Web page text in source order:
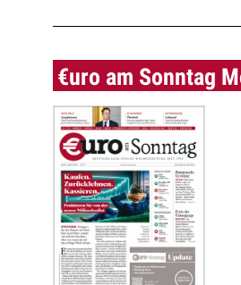
Umsatzsprung von
€uro am Sonntag